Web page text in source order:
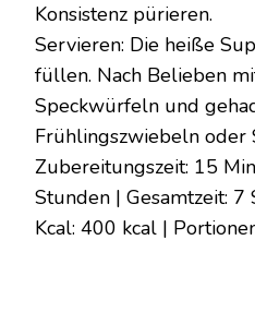
Konsistenz pürieren.
Servieren: Die heiße
füllen. Nach Belieben
Speckwürfeln und
Frühlingszwiebeln oder
Zubereitungszeit: 15
Stunden | Gesamtzeit:
Kcal: 400 kcal |